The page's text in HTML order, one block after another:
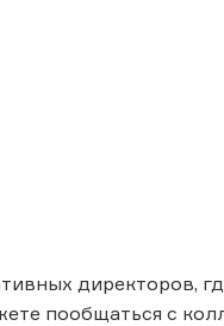
директоров,
пообщаться с